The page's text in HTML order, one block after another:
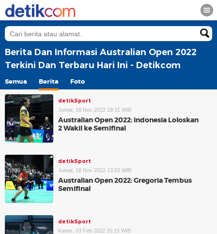
Berita Dan Informasi Australian Open 2022
Terkini Dan Terbaru Hari Ini - Detikcom
Semua Berita Foto
detikSport
Jumat, 18 Nov 2022 19:31 WIB
Australian Open 2022: Indonesia Loloskan
2 Wakil ke Semifinal
detikSport
Jumat, 18 Nov 2022 13:55 WIB
Australian Open 2022: Gregoria Tembus
Semifinal
detikSport
Kamis, 03 Feb 2022 20:15 WIB